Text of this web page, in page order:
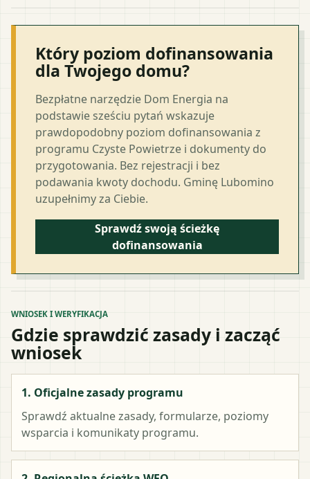
Który poziom dofinansowania
dla Twojego domu?
Bezpłatne narzędzie Dom Energia na
podstawie sześciu pytań wskazuje
prawdopodobny poziom dofinansowania z
programu Czyste Powietrze i dokumenty do
przygotowania. Bez rejestracji i bez
podawania kwoty dochodu. Gminę Lubomino
uzupełnimy za Ciebie.
Sprawdź swoją ścieżkę
dofinansowania
WNIOSEK I WERYFIKACJA
Gdzie sprawdzić zasady i zacząć
wniosek
1. Oficjalne zasady programu
Sprawdź aktualne zasady, formularze, poziomy
wsparcia i komunikaty programu.